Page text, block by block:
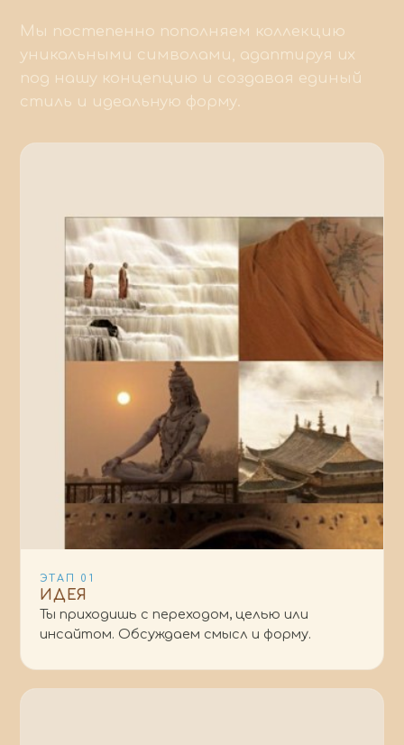
Мы постепенно пополняем коллекцию
уникальными символами, адаптируя их
под нашу концепцию и создавая единый
стиль и идеальную форму.
ЭТАП 01
ИДЕЯ
Ты приходишь с переходом, целью или
инсайтом. Обсуждаем смысл и форму.